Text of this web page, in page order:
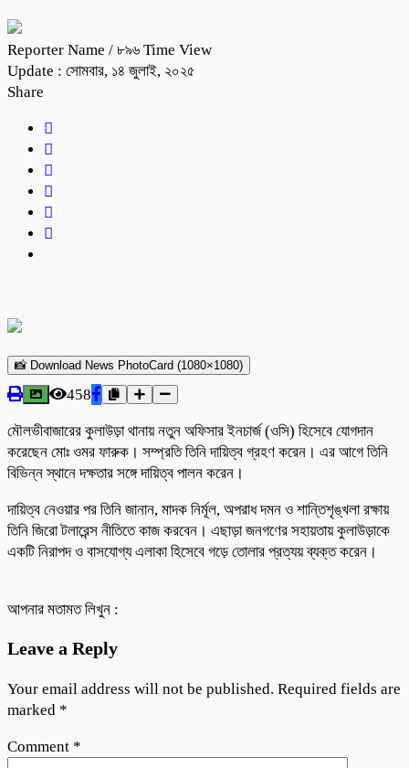
Reporter Name / ৮৯৬ Time View
Update : সোমবার, ১৪ জুলাই, ২০২৫
Share
📸 Download News PhotoCard (1080×1080)
458
মৌলভীবাজারের কুলাউড়া থানায় নতুন অফিসার ইনচার্জ (ওসি) হিসেবে যোগদান
করেছেন মোঃ ওমর ফারুক। সম্প্রতি তিনি দায়িত্ব গ্রহণ করেন। এর আগে তিনি
বিভিন্ন স্থানে দক্ষতার সঙ্গে দায়িত্ব পালন করেন।
দায়িত্ব নেওয়ার পর তিনি জানান, মাদক নির্মূল, অপরাধ দমন ও শান্তিশৃঙ্খলা রক্ষায়
তিনি জিরো টলারেন্স নীতিতে কাজ করবেন। এছাড়া জনগণের সহায়তায় কুলাউড়াকে
একটি নিরাপদ ও বাসযোগ্য এলাকা হিসেবে গড়ে তোলার প্রত্যয় ব্যক্ত করেন।
আপনার মতামত লিখুন :
Leave a Reply
Your email address will not be published. Required fields are
marked *
Comment *